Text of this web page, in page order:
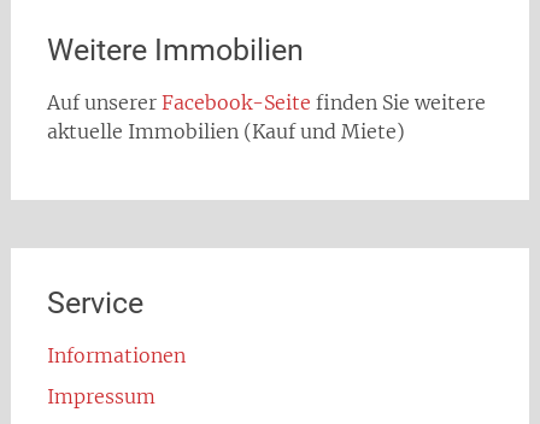
Weitere Immobilien
Auf unserer Facebook-Seite finden Sie weitere
aktuelle Immobilien (Kauf und Miete)
Service
Informationen
Impressum